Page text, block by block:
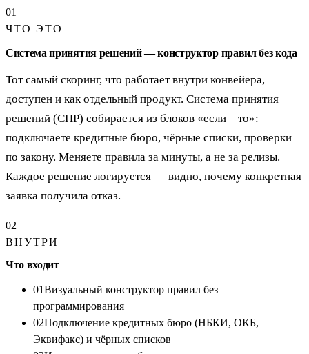
01
ЧТО ЭТО
Система принятия решений — конструктор правил без кода
Тот самый скоринг, что работает внутри конвейера,
доступен и как отдельный продукт. Система принятия
решений (СПР) собирается из блоков «если—то»:
подключаете кредитные бюро, чёрные списки, проверки
по закону. Меняете правила за минуты, а не за релизы.
Каждое решение логируется — видно, почему конкретная
заявка получила отказ.
02
ВНУТРИ
Что входит
01Визуальный конструктор правил без
программирования
02Подключение кредитных бюро (НБКИ, ОКБ,
Эквифакс) и чёрных списков